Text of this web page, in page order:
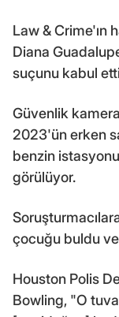
Law & Crime'ın
Diana
suçunu kabul
Güvenlik
2023'ün erken
benzin
görülüyor.
çocuğu buldu
Houston Polis
Bowling, "O